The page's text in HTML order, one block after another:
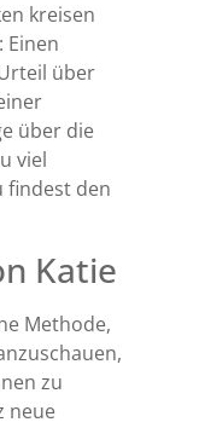
kreisen
Einen
über
über die
viel
findest den
Katie
Methode,
zu
neue